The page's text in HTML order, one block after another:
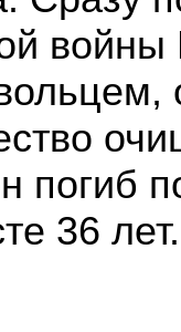
погиб
36 лет.